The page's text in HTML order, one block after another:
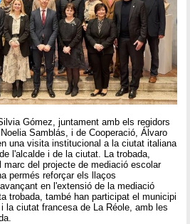
Gómez, juntament amb els regidors
Samblás, i de Cooperació, Álvaro
una visita institucional a la ciutat italiana
l'alcalde i de la ciutat. La trobada,
marc del projecte de mediació escolar
permés reforçar els llaços
en l'extensió de la mediació
trobada, també han participat el municipi
la ciutat francesa de La Réole, amb les